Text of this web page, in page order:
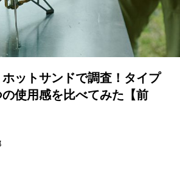
ットサンドで調査！タイプ
使用感を比べてみた【前